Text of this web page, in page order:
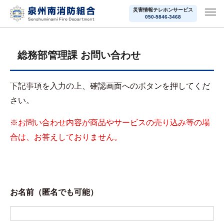
災害情報テレホンサービス
050-5846-3468
総務部管理課 お問い合わせ
下記事項を入力の上、確認画面へのボタンを押してくだ
さい。
※お問い合わせ内容が商品やサービスの売り込み等の場
合は、お答えしておりません。
お名前（匿名でも可能）